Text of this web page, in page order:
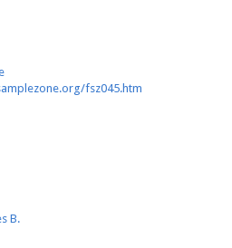
fsz045.htm
B.